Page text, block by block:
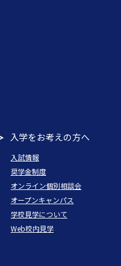
入学をお考えの方へ
入試情報
奨学金制度
オンライン個別相談会
オープンキャンパス
学校見学について
Web校内見学